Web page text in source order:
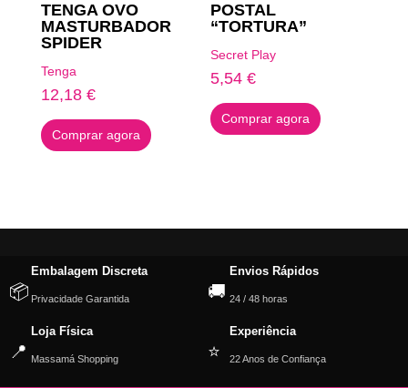
TENGA OVO
MASTURBADOR
SPIDER
Tenga
12,18 €
Comprar agora
POSTAL
“TORTURA”
Secret Play
5,54€
Comprar agora
📦
Embalagem Discreta
Privacidade Garantida 🚚
Envios Rápidos
24 / 48 horas
📍
Loja Física
Massamá Shopping ⭐
Experiência
22 Anos de Confiança